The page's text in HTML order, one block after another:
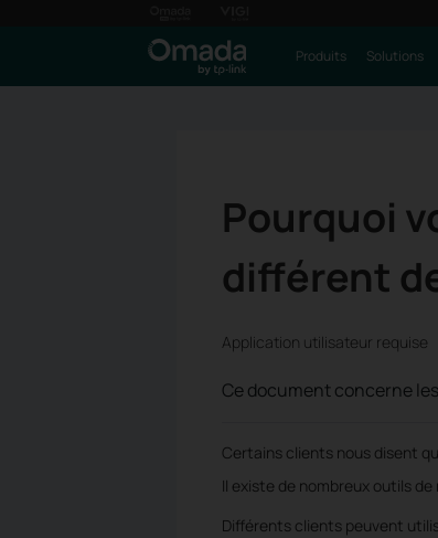
Produits Solutions
Pourquoi
différent
Application utilisateur requise
Ce document concerne
Certains clients nous disent
Il existe de nombreux outils
Différents clients peuvent